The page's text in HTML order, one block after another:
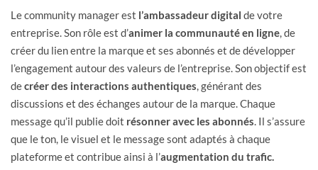
Le community manager est l’ambassadeur digital de votre
entreprise. Son rôle est d’animer la communauté en ligne, de
créer du lien entre la marque et ses abonnés et de développer
l’engagement autour des valeurs de l’entreprise. Son objectif est
decréer des interactions authentiques, générant des
discussions et des échanges autour de la marque. Chaque
message qu’il publie doit résonner avec les abonnés. Il s’assure
que le ton, le visuel et le message sont adaptés à chaque
plateforme et contribue ainsi à l’augmentation du trafic.